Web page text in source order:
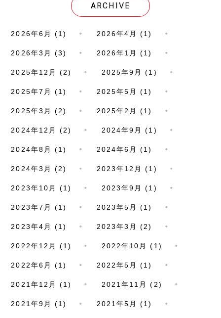
ARCHIVE
2026年6月 (1) 2026年4月 (1)
2026年3月 (3) 2026年1月 (1)
2025年12月 (2) 2025年9月 (1)
2025年7月 (1) 2025年5月 (1)
2025年3月 (2) 2025年2月 (1)
2024年12月 (2) 2024年9月 (1)
2024年8月 (1) 2024年6月 (1)
2024年3月 (2) 2023年12月 (1)
2023年10月 (1) 2023年9月 (1)
2023年7月 (1) 2023年5月 (1)
2023年4月 (1) 2023年3月 (2)
2022年12月 (1) 2022年10月 (1)
2022年6月 (1) 2022年5月 (1)
2021年12月 (1) 2021年11月 (2)
2021年9月 (1) 2021年5月 (1)